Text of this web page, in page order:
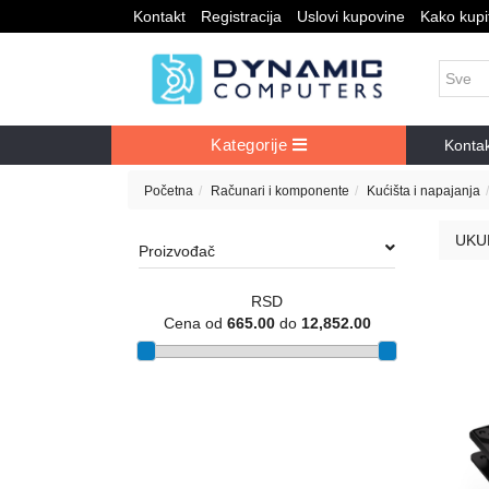
Kontakt Registracija Uslovi kupovine Kako
Kategorije
Početna Računari i komponente Kućišta i napajanja
Proizvođač
RSD
Cena od 665.00do 12,852.00